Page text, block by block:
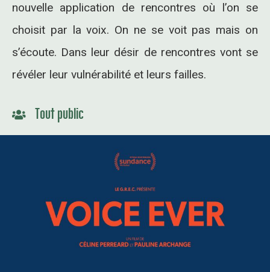
nouvelle application de rencontres où l’on se
choisit par la voix. On ne se voit pas mais on
s’écoute. Dans leur désir de rencontres vont se
révéler leur vulnérabilité et leurs failles.
Tout public